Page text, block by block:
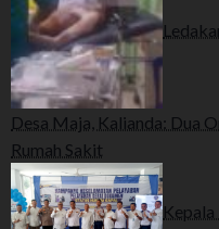
Desa Maja, Kalianda: Dua
Rumah Sakit